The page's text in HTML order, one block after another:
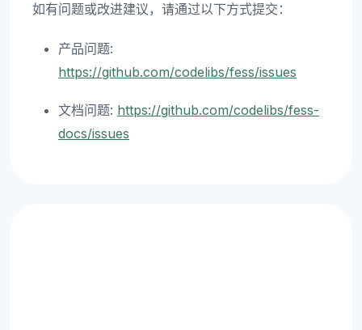
如有问题或改进建议，请通过以下方式提交：
产品问题:
https://github.com/codelibs/fess/issues
文档问题: https://github.com/codelibs/fess-
docs/issues